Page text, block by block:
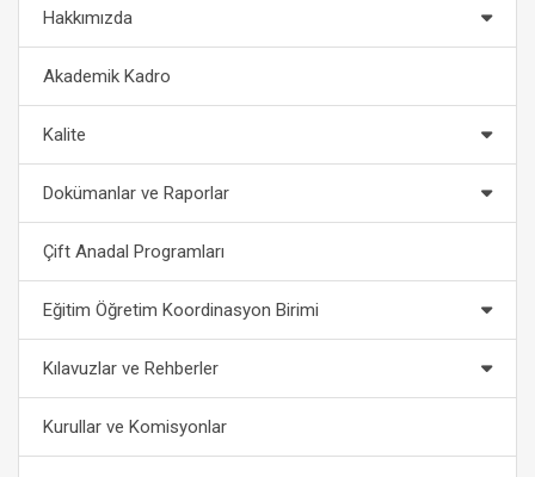
Hakkımızda
Akademik Kadro
Kalite
Dokümanlar ve Raporlar
Çift Anadal Programları
Eğitim Öğretim Koordinasyon Birimi
Kılavuzlar ve Rehberler
Kurullar ve Komisyonlar